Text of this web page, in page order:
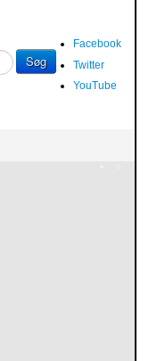
Søg
Facebook
Twitter
YouTube